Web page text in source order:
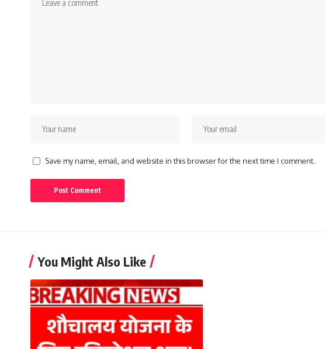
Save my name, email, and website in this browser for the next time I comment.
You Might Also Like